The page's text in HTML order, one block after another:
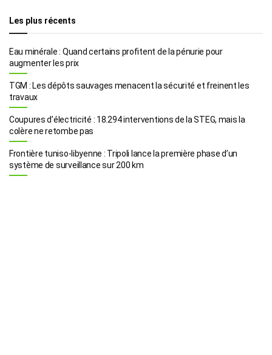
Les plus récents
Eau minérale : Quand certains profitent de la pénurie pour
augmenter les prix
TGM : Les dépôts sauvages menacent la sécurité et freinent les
travaux
Coupures d’électricité : 18.294 interventions de la STEG, mais la
colère ne retombe pas
Frontière tuniso-libyenne : Tripoli lance la première phase d’un
système de surveillance sur 200 km